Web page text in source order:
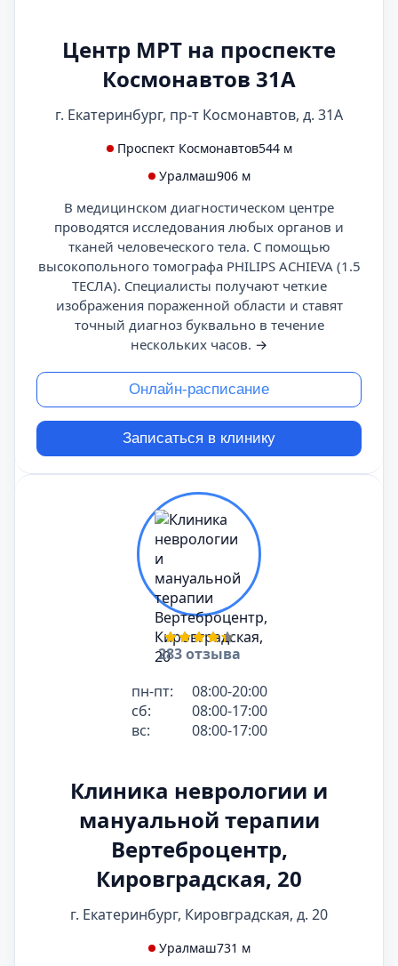
Центр МРТ на проспекте
Космонавтов 31А
г. Екатеринбург, пр-т Космонавтов, д. 31А
Проспект Космонавтов544 м
Уралмаш906 м
В медицинском диагностическом центре
проводятся исследования любых органов и
тканей человеческого тела. С помощью
высокопольного томографа PHILIPS ACHIEVA (1.5
ТЕСЛА). Специалисты получают четкие
изображения пораженной области и ставят
точный диагноз буквально в течение
нескольких часов. →
Онлайн-расписание
Записаться в клинику
283 отзыва
пн-пт:
08:00-20:00
сб:
08:00-17:00
вс:
08:00-17:00
Клиника неврологии и
мануальной терапии
Вертеброцентр,
Кировградская, 20
г. Екатеринбург, Кировградская, д. 20
Уралмаш731 м